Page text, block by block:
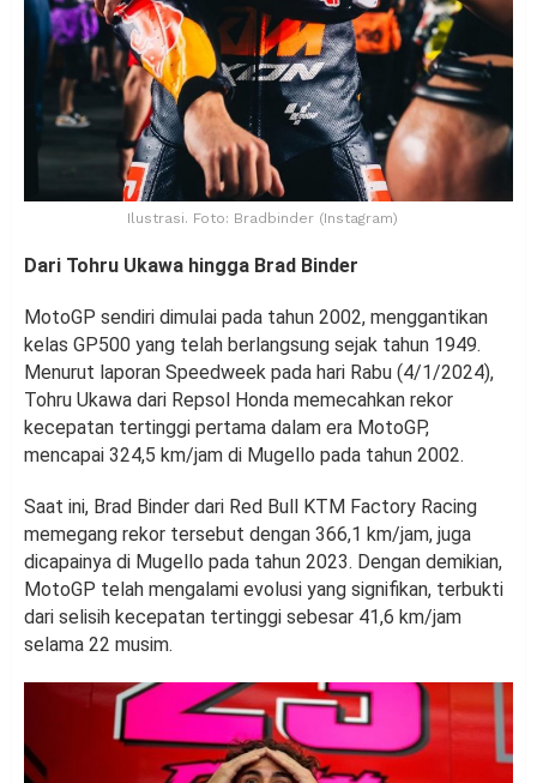
Ilustrasi. Foto: Bradbinder (Instagram)
Dari Tohru Ukawa hingga Brad Binder
MotoGP sendiri dimulai pada tahun 2002, menggantikan
kelas GP500 yang telah berlangsung sejak tahun 1949.
Menurut laporan Speedweek pada hari Rabu (4/1/2024),
Tohru Ukawa dari Repsol Honda memecahkan rekor
kecepatan tertinggi pertama dalam era MotoGP,
mencapai 324,5 km/jam di Mugello pada tahun 2002.
Saat ini, Brad Binder dari Red Bull KTM Factory Racing
memegang rekor tersebut dengan 366,1 km/jam, juga
dicapainya di Mugello pada tahun 2023. Dengan demikian,
MotoGP telah mengalami evolusi yang signifikan, terbukti
dari selisih kecepatan tertinggi sebesar 41,6 km/jam
selama 22 musim.